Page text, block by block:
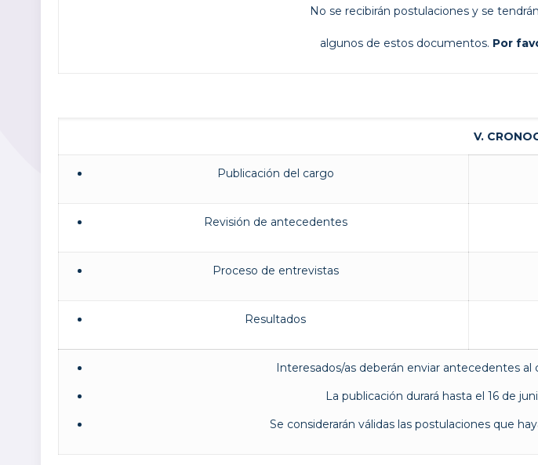
No se recibirán postulaciones y se
algunos de estos documentos. Por
V.
Publicación del cargo
Revisión de antecedentes
Proceso de entrevistas
Resultados
Interesados/as deberán enviar antecedentes al
La publicación durará hasta el 16 de
Se considerarán válidas las postulaciones que